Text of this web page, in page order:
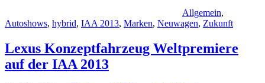
Allgemein,
Autoshows, hybrid, IAA 2013, Marken, Neuwagen, Zukunft
Lexus Konzeptfahrzeug Weltpremiere
auf der IAA 2013